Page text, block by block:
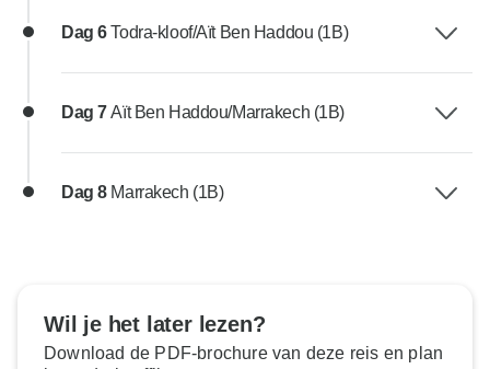
Dag 6Todra-kloof/Aït Ben Haddou (1B)
Dag 7Aït Ben Haddou/Marrakech (1B)
Dag 8 Marrakech (1B)
Wil je het later lezen?
Download de PDF-brochure van deze reis en plan